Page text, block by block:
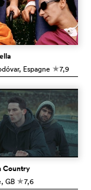
, Espagne c7,9
Country
, GB c7,6